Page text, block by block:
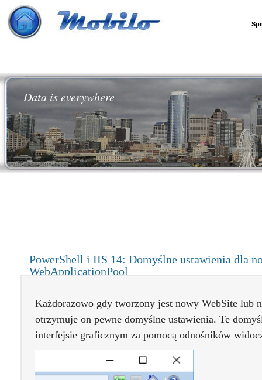
Data is everywhere
PowerShell i IIS 14: Domyślne ustawienia dla
WebApplicationPool
Każdorazowo gdy tworzony jest nowy WebSite lub
otrzymuje on pewne domyślne ustawienia. Te
interfejsie graficznym za pomocą odnośników